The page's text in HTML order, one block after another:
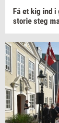
Få et kig ind i
sto­rie steg